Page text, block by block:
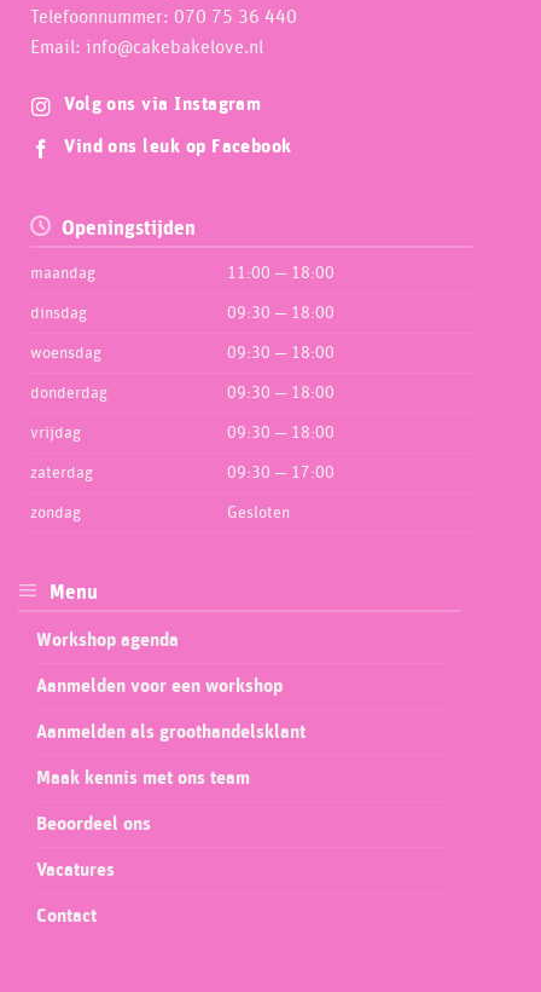
Telefoonnummer: 070 75 36 440
Email: info@cakebakelove.nl
Volg ons via Instagram
Vind ons leuk op Facebook
Openingstijden
maandag 11:00 — 18:00
dinsdag 09:30 — 18:00
woensdag 09:30 — 18:00
donderdag 09:30 — 18:00
vrijdag 09:30 — 18:00
zaterdag 09:30 — 17:00
zondag Gesloten
Menu
Workshop agenda
Aanmelden voor een workshop
Aanmelden als groothandelsklant
Maak kennis met ons team
Beoordeel ons
Vacatures
Contact